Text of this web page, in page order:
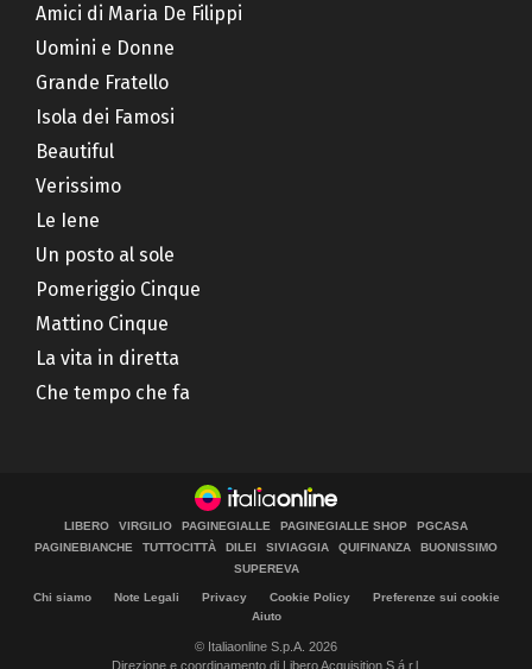
Amici di Maria De Filippi
Uomini e Donne
Grande Fratello
Isola dei Famosi
Beautiful
Verissimo
Le Iene
Un posto al sole
Pomeriggio Cinque
Mattino Cinque
La vita in diretta
Che tempo che fa
LIBERO VIRGILIO PAGINEGIALLE PAGINEGIALLE SHOP
PGCASA
PAGINEBIANCHE
TUTTOCITTÀ DILEI SIVIAGGIA QUIFINANZA
BUONISSIMO
SUPEREVA
Chi siamo Note Legali Privacy Cookie Policy
Preferenze sui cookie
Aiuto
© Italiaonline S.p.A. 2026
Direzione e coordinamento di Libero Acquisition S.á r.l.